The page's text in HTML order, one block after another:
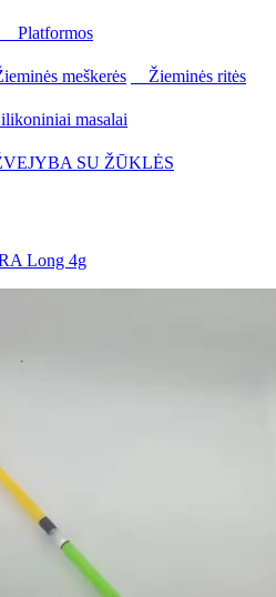
Platformos
meškerės
Žieminės ritės
masalai
SU ŽŪKLĖS
Long 4g